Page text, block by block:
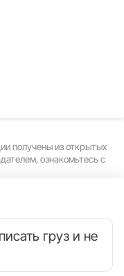
получены из открытых
ознакомьтесь с
груз и не